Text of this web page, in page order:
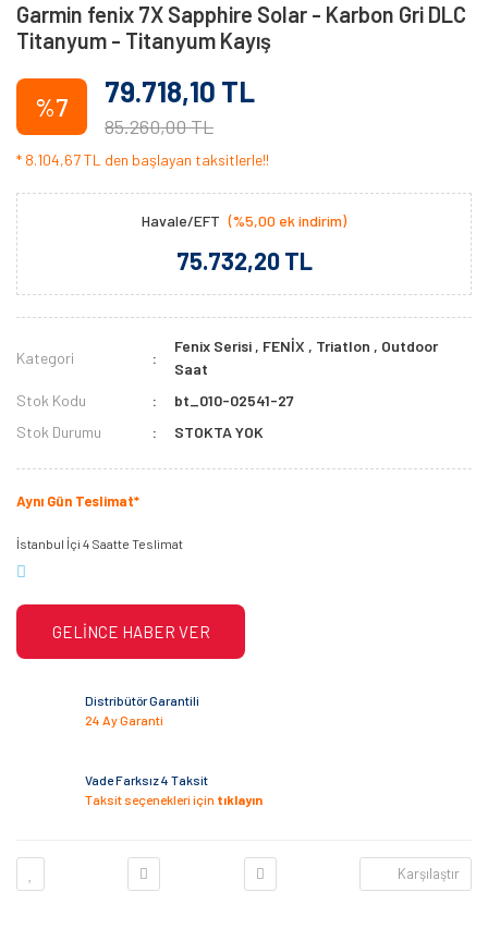
Garmin fenix 7X Sapphire Solar - Karbon Gri DLC
Titanyum - Titanyum Kayış
%7 79.718,10 TL
85.260,00 TL
* 8.104,67 TL den başlayan taksitlerle!!
Havale/EFT (%5,00 ek indirim)
75.732,20 TL
Kategori
Fenix Serisi , FENİX , Triatlon , Outdoor
Saat
Stok Kodu
bt_010-02541-27
Stok Durumu
STOKTA YOK
Aynı Gün Teslimat*
İstanbul İçi 4 Saatte Teslimat
GELİNCE HABER VER
Distribütör Garantili
24 Ay Garanti
Vade Farksız 4 Taksit
Taksit seçenekleri için tıklayın
Karşılaştır